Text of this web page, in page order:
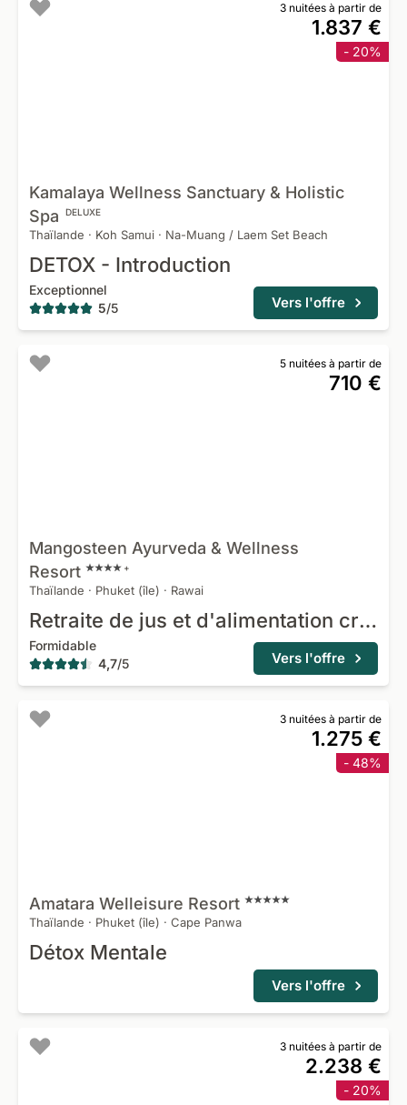
3 nuitées à partir de
1.837 €
- 20%
Kamalaya Wellness Sanctuary & Holistic
Spa
DELUXE
Thaïlande · Koh Samui · Na-Muang / Laem Set Beach
DETOX - Introduction
Exceptionnel
5/5 Vers l'offre
5 nuitées à partir de
710 €
Mangosteen Ayurveda & Wellness
Resort
+
Thaïlande · Phuket (île) · Rawai
Retraite de jus et d'alimentation crue
Formidable
4,7/5 Vers l'offre
3 nuitées à partir de
1.275 €
- 48%
Amatara Welleisure Resort
Thaïlande · Phuket (île) · Cape Panwa
Détox Mentale
Vers l'offre
3 nuitées à partir de
2.238 €
- 20%